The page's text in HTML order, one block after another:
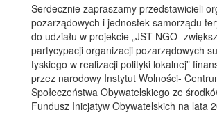
Serdecznie zapraszamy przedstawicieli
pozarządowych i jednostek samorządu
do udziału w projekcie „JST-NGO-
partycypacji organizacji pozarządowych
tyskiego w realizacji polityki lokalnej”
przez narodowy Instytut Wolności-
Społeczeństwa Obywatelskiego ze
Fundusz Inicjatyw Obywatelskich na lata